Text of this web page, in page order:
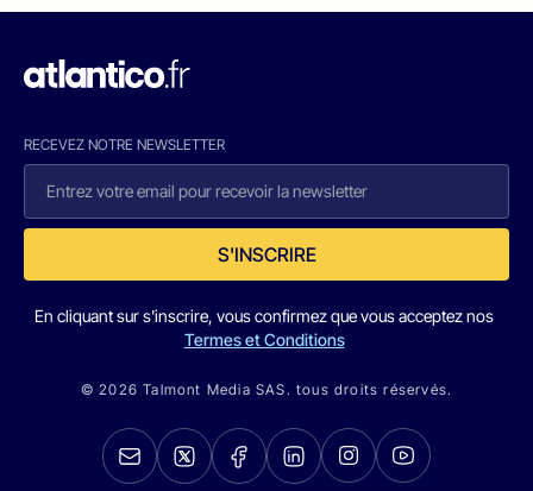
RECEVEZ NOTRE NEWSLETTER
S'INSCRIRE
En cliquant sur s'inscrire, vous confirmez que vous acceptez nos
Termes et Conditions
© 2026 Talmont Media SAS. tous droits réservés.